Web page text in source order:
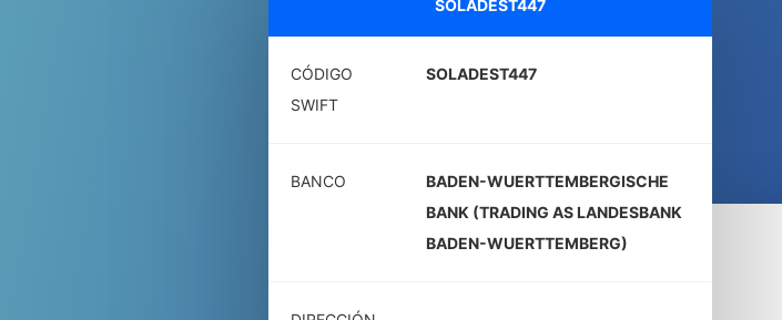
SOLADEST447
CÓDIGO
SWIFT
SOLADEST447
BANCO
BADEN-WUERTTEMBERGISCHE
BANK (TRADING AS LANDESBANK
BADEN-WUERTTEMBERG)